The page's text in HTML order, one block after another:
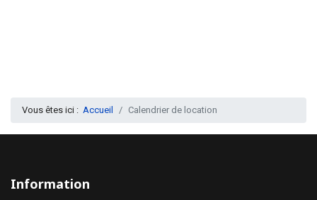
Vous êtes ici : Accueil Calendrier de location
Information